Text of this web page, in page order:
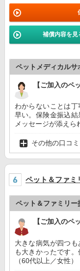
補償内容を見
ペットメディカルサ
【ご加入のペ
わからないことは
早い。保険金振込
メッセージが添えら
その他の口コ
ペット＆ファミ
ペット＆ファミリー
【ご加入のペ
大きな病気が四つ
も大きかったです
（60代以上／女性）